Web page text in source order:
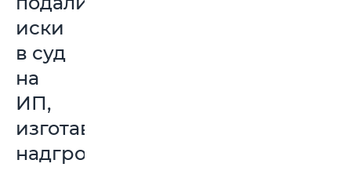
иски
в суд
на
ИП,
изготавливающую
надгробья